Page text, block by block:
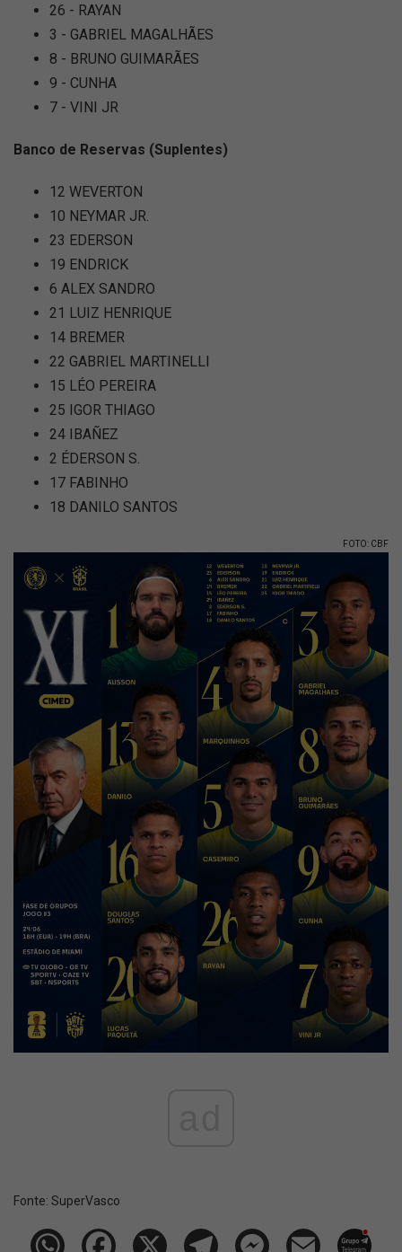
26 - RAYAN
3 - GABRIEL MAGALHÃES
8 - BRUNO GUIMARÃES
9 - CUNHA
7 - VINI JR
Banco de Reservas (Suplentes)
12 WEVERTON
10 NEYMAR JR.
23 EDERSON
19 ENDRICK
6 ALEX SANDRO
21 LUIZ HENRIQUE
14 BREMER
22 GABRIEL MARTINELLI
15 LÉO PEREIRA
25 IGOR THIAGO
24 IBAÑEZ
2 ÉDERSON S.
17 FABINHO
18 DANILO SANTOS
FOTO: CBF
Fonte: SuperVasco‎‎‎‎‎‎